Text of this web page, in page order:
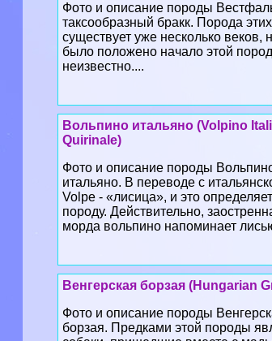
Фото и описание породы
таксообразный бpaкк. Порода
существует уже несколько веков,
было положено начало этой
неизвестно....
Вольпино итальяно (Volpino
Quirinale)
Фото и описание породы
итальяно. В переводе с
Volpe - «лисица», и это определяет
породу. Действительно,
морда вольпино напоминает
Венгерская борзая (Hungarian
Фото и описание породы
борзая. Предками этой породы